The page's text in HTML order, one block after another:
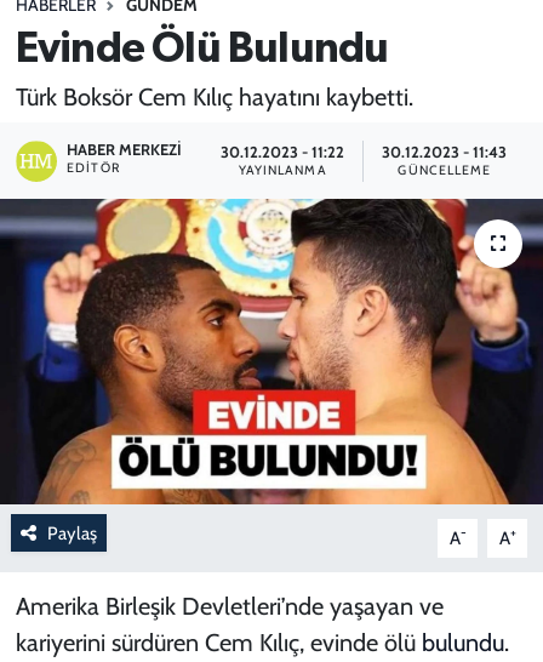
HABERLER GÜNDEM
Evinde Ölü Bulundu
Türk Boksör Cem Kılıç hayatını kaybetti.
HABER MERKEZI
EDITÖR
30.12.2023 - 11:22
YAYINLANMA
30.12.2023 - 11:43
GÜNCELLEME
Paylaş A- A+
Amerika Birleşik Devletleri’nde yaşayan ve
kariyerini sürdüren Cem Kılıç, evinde ölü bulundu.
SPOR
TEKNOLOJİ
YAŞAM